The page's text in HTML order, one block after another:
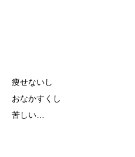
痩せないし
おなかすくし
苦しい…